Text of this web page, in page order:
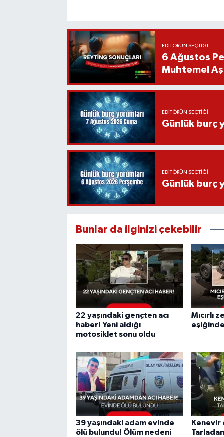
EDITÖRÜN SEÇTIĞI
6 Ağustos
Muhtemel
EDITÖRÜN SEÇTIĞI
Günlük burç
EDITÖRÜN SEÇTIĞI
Günlük burç
Bunlar da ilginizi çekebilir
22 yaşındaki gençten acı
haber! Yeni aldığı
motosiklet sonu oldu
Mıcırlı
39 yaşındaki adam evinde
ölü bulundu! Ölüm nedeni
Kenevir